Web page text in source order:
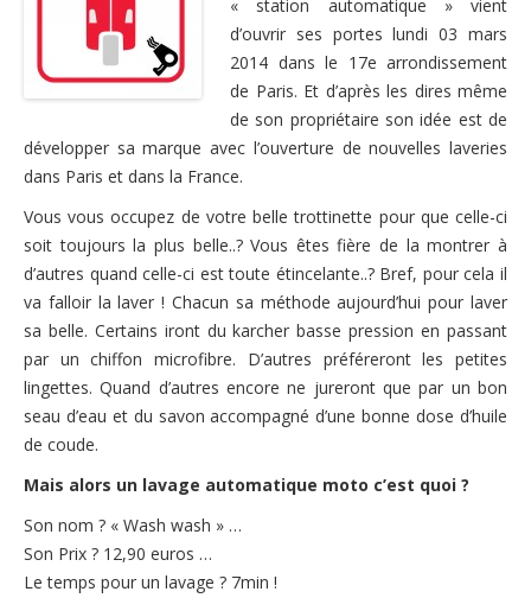
Nous contacter
« station automatique » vient
d’ouvrir ses portes lundi 03 mars
2014 dans le 17e arrondissement
de Paris. Et d’après les dires même
de son propriétaire son idée est de
développer sa marque avec l’ouverture de nouvelles laveries
dans Paris et dans la France.
Vous vous occupez de votre belle trottinette pour que celle-ci
soit toujours la plus belle..? Vous êtes fière de la montrer à
d’autres quand celle-ci est toute étincelante..? Bref, pour cela il
va falloir la laver ! Chacun sa méthode aujourd’hui pour laver
sa belle. Certains iront du karcher basse pression en passant
par un chiffon microfibre. D’autres préféreront les petites
lingettes. Quand d’autres encore ne jureront que par un bon
seau d’eau et du savon accompagné d’une bonne dose d’huile
de coude.
Mais alors un lavage automatique moto c’est quoi ?
Son nom ? « Wash wash » …
Son Prix ? 12,90 euros …
Le temps pour un lavage ? 7min !